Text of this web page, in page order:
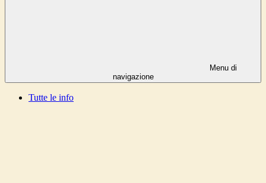
Menu di
navigazione
Tutte le info